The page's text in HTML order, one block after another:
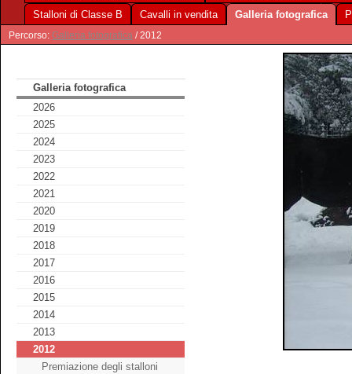
Stalloni di Classe B
Cavalli in vendita Galleria fotografica
Percorso: Galleria fotografica / 2012
Galleria fotografica
2026
2025
2024
2023
2022
2021
2020
2019
2018
2017
2016
2015
2014
2013
2012
Premiazione degli stalloni